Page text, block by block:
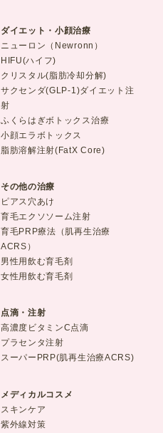
ダイエット・小顔治療
ニューロン（Newronn）
HIFU(ハイフ)
クリスタル(脂肪冷却分解)
サクセンダ(GLP-1)ダイエット注
射
ふくらはぎボトックス治療
小顔エラボトックス
脂肪溶解注射(FatX Core)
その他の治療
ピアス穴あけ
育毛エクソソーム注射
育毛PRP療法（肌再生治療
ACRS）
男性用飲む育毛剤
女性用飲む育毛剤
点滴・注射
高濃度ビタミンC点滴
プラセンタ注射
スーパーPRP(肌再生治療ACRS)
メディカルコスメ
スキンケア
紫外線対策